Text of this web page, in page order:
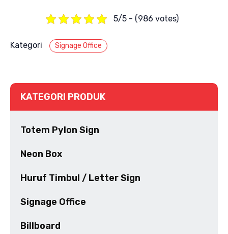
5/5 - (986 votes)
Kategori Signage Office
KATEGORI PRODUK
Totem Pylon Sign
Neon Box
Huruf Timbul / Letter Sign
Signage Office
Billboard